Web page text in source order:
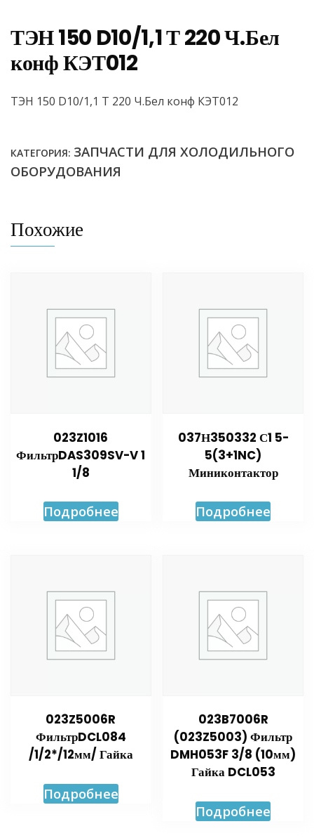
ТЭН 150 D10/1,1 Т 220 Ч.Бел
конф КЭТ012
ТЭН 150 D10/1,1 Т 220 Ч.Бел конф КЭТ012
КАТЕГОРИЯ: ЗАПЧАСТИ ДЛЯ ХОЛОДИЛЬНОГО
ОБОРУДОВАНИЯ
Похожие
023Z1016
ФильтрDAS309SV-V 1
1/8
Подробнее
037Н350332 С1 5-
5(3+1NC)
Миниконтактор
Подробнее
023Z5006R
ФильтрDCL084
/1/2*/12мм/ Гайка
Подробнее
023B7006R
(023Z5003) Фильтр
DMH053F 3/8 (10мм)
Гайка DCL053
Подробнее